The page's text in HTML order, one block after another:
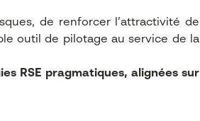
de renforcer l’attractivité de
outil de pilotage au service de la
RSE pragmatiques, alignées sur